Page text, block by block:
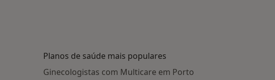
Planos de saúde mais populares
Ginecologistas com Multicare em Porto